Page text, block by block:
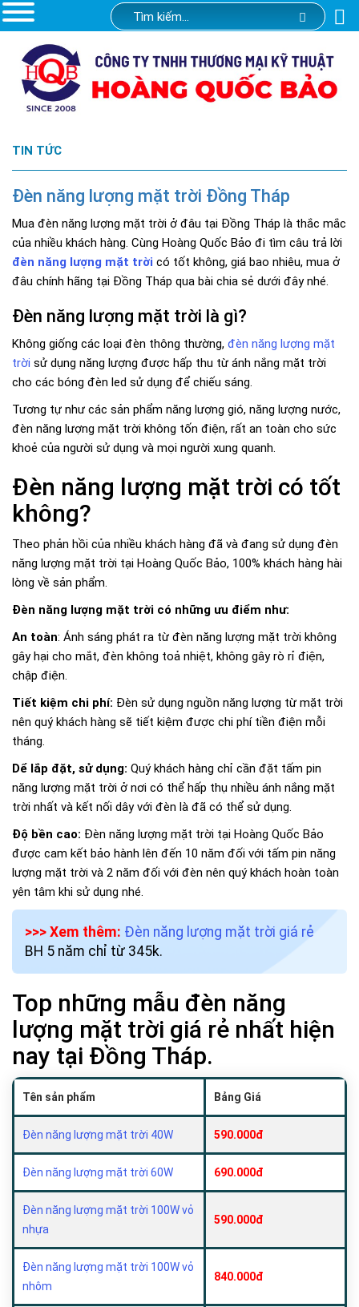
TIN TỨC
Đèn năng lượng mặt trời Đồng Tháp
Mua đèn năng lượng mặt trời ở đâu tại Đồng Tháp là thắc mắc
của nhiều khách hàng. Cùng Hoàng Quốc Bảo đi tìm câu trả lời
đèn năng lượng mặt trời có tốt không, giá bao nhiêu, mua ở
đâu chính hãng tại Đồng Tháp qua bài chia sẻ dưới đây nhé.
Đèn năng lượng mặt trời là gì?
Không giống các loại đèn thông thường, đèn năng lượng mặt
trời sử dụng năng lượng được hấp thu từ ánh nắng mặt trời
cho các bóng đèn led sử dụng để chiếu sáng.
Tương tự như các sản phẩm năng lượng gió, năng lượng nước,
đèn năng lượng mặt trời không tốn điện, rất an toàn cho sức
khoẻ của người sử dụng và mọi người xung quanh.
Đèn năng lượng mặt trời có tốt
không?
Theo phản hồi của nhiều khách hàng đã và đang sử dụng đèn
năng lượng mặt trời tại Hoàng Quốc Bảo, 100% khách hàng hài
lòng về sản phẩm.
Đèn năng lượng mặt trời có những ưu điểm như:
An toàn: Ánh sáng phát ra từ đèn năng lượng mặt trời không
gây hại cho mắt, đèn không toả nhiệt, không gây rò rỉ điện,
chập điện.
Tiết kiệm chi phí: Đèn sử dụng nguồn năng lượng từ mặt trời
nên quý khách hàng sẽ tiết kiệm được chi phí tiền điện mỗi
tháng.
Dể lắp đặt, sử dụng: Quý khách hàng chỉ cần đặt tấm pin
năng lượng mặt trời ở nơi có thể hấp thụ nhiều ánh nắng mặt
trời nhất và kết nối dây với đèn là đã có thể sử dụng.
Độ bền cao: Đèn năng lượng mặt trời tại Hoàng Quốc Bảo
được cam kết bảo hành lên đến 10 năm đối với tấm pin năng
lượng mặt trời và 2 năm đối với đèn nên quý khách hoàn toàn
yên tâm khi sử dụng nhé.
>>> Xem thêm: Đèn năng lượng mặt trời giá rẻ
BH 5 năm chỉ từ 345k.
Top những mẫu đèn năng
lượng mặt trời giá rẻ nhất hiện
nay tại Đồng Tháp.
Tên sản phẩm Bảng Giá
Đèn năng lượng mặt trời 40W 590.000đ
Đèn năng lượng mặt trời 60W 690.000đ
Đèn năng lượng mặt trời 100W vỏ
nhựa
590.000đ
Đèn năng lượng mặt trời 100W vỏ
nhôm
840.000đ